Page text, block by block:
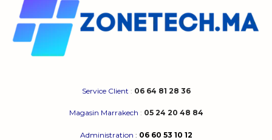
Service Client : 06 64 81 28 36
Magasin Marrakech : 05 24 20 48 84
Administration : 06 60 53 10 12